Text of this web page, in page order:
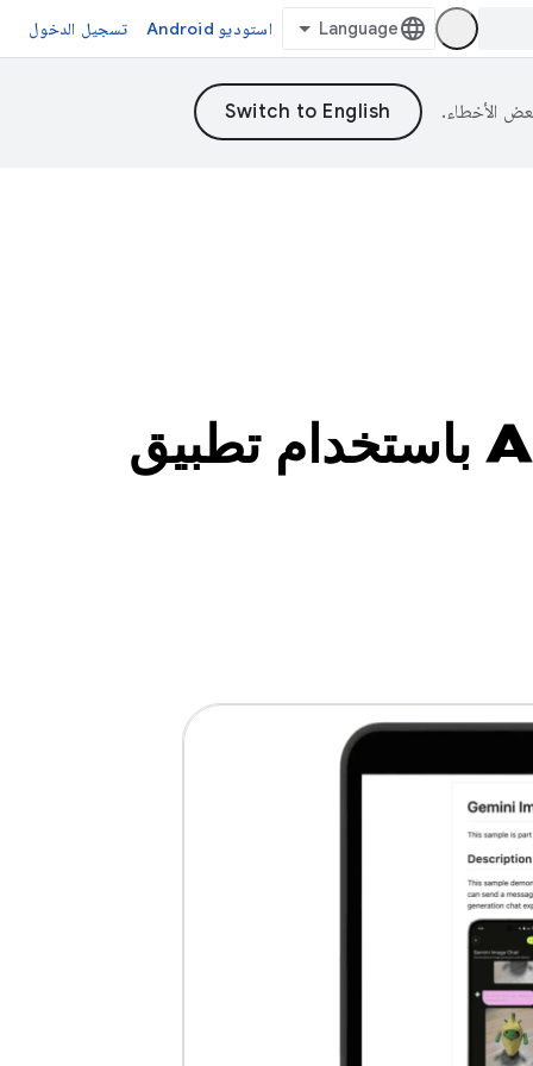
استوديو Android تسجيل الدخول
استكشاف الذكاء الاصطناعي على Android باستخدام تطبيق